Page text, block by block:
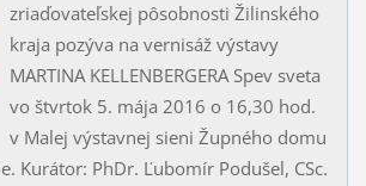
zriaďovateľskej pôsobnosti Žilinského
kraja pozýva na vernisáž výstavy
MARTINA KELLENBERGERA Spev sveta
vo štvrtok 5. mája 2016 o 16,30 hod.
v Malej výstavnej sieni Župného domu
Kurátor: PhDr. Ľubomír Podušel, CSc.